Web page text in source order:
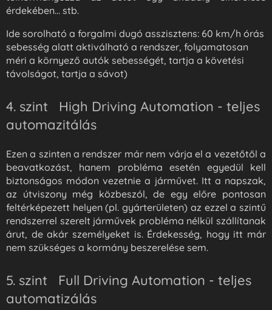
érdekében... stb.
Ide sorolható a forgalmi dugó asszisztens: 60 km/h órás
sebesség alatt aktiválható a rendszer, folyamatosan
méri a környező autók sebességét, tartja a követési
távolságot, tartja a sávot)
4. szint High Driving Automation - teljes
automazitálás
Ezen a szinten a rendszer már nem várja el a vezetőtől a
beavatkozást, hanem probléma esetén egyedül kell
biztonságos módon vezetnie a járművet. Itt a napszak,
az útviszony még közbeszól, de egy előre pontosan
feltérképezett helyen (pl. gyárterületen) az ezzel a szintű
rendszerrel szerelt járművek probléma nélkül szállítanak
árut, de akár személyeket is. Érdekesség, hogy itt már
nem szükséges a kormány beszerelése sem.
5. szint Full Driving Automation - teljes
automatizálás